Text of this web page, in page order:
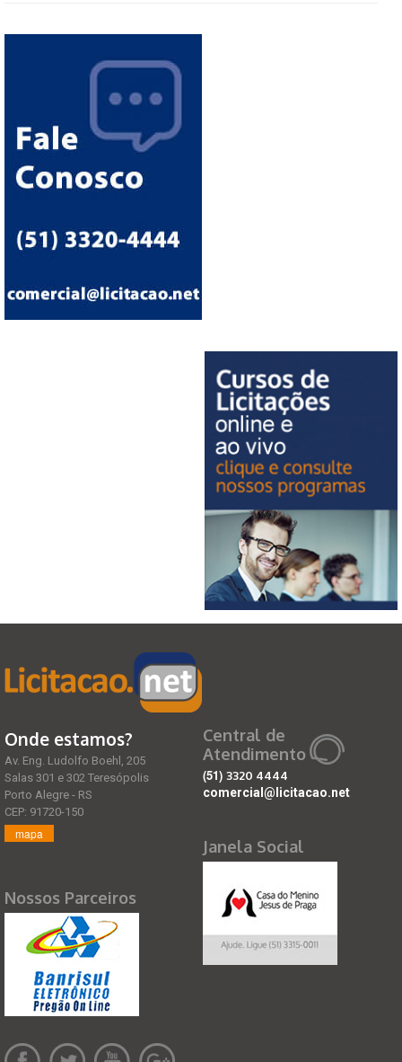
Onde estamos?
Av. Eng. Ludolfo Boehl, 205
Salas 301 e 302 Teresópolis
Porto Alegre - RS
CEP: 91720-150
mapa
Nossos Parceiros
Central de
Atendimento
(51) 3320 4444
comercial@licitacao.net
Janela Social